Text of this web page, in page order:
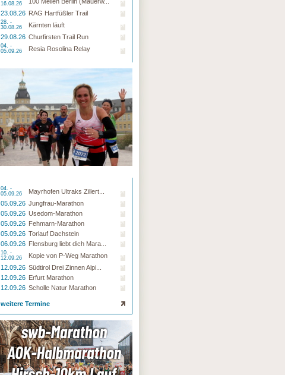
16.08.26
23.08.26 RAG Hartfüßler Trail
28. -
30.08.26
Kärnten läuft
29.08.26 Churfirsten Trail Run
04. -
05.09.26
Resia Rosolina Relay
04. -
05.09.26
Mayrhofen Ultraks Zillert...
05.09.26 Jungfrau-Marathon
05.09.26 Usedom-Marathon
05.09.26 Fehmarn-Marathon
05.09.26 Torlauf Dachstein
06.09.26 Flensburg liebt dich Mara...
10. -
12.09.26
Kopie von P-Weg Marathon
12.09.26 Südtirol Drei Zinnen Alpi...
12.09.26 Erfurt Marathon
12.09.26 Scholle Natur Marathon
weitere Termine